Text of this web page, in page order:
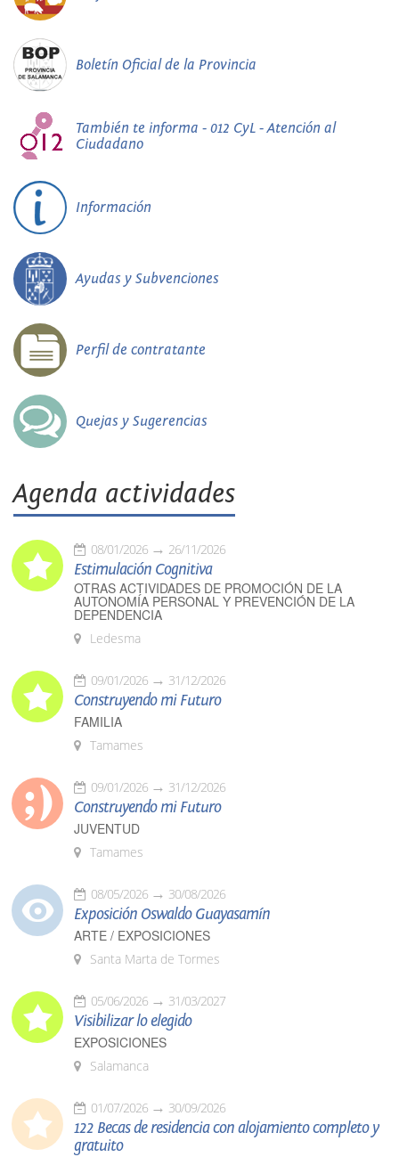
Boletín Oficial de la Provincia
También te informa - 012 CyL - Atención al
Ciudadano
Información
Ayudas y Subvenciones
Perfil de contratante
Quejas y Sugerencias
Agenda actividades
08/01/2026 26/11/2026
Estimulación Cognitiva
OTRAS ACTIVIDADES DE PROMOCIÓN DE LA
AUTONOMÍA PERSONAL Y PREVENCIÓN DE LA
DEPENDENCIA
Ledesma
09/01/2026 31/12/2026
Construyendo mi Futuro
FAMILIA
Tamames
09/01/2026 31/12/2026
Construyendo mi Futuro
JUVENTUD
Tamames
08/05/2026 30/08/2026
Exposición Oswaldo Guayasamín
ARTE / EXPOSICIONES
Santa Marta de Tormes
05/06/2026 31/03/2027
Visibilizar lo elegido
EXPOSICIONES
Salamanca
01/07/2026 30/09/2026
122 Becas de residencia con alojamiento completo y
gratuito